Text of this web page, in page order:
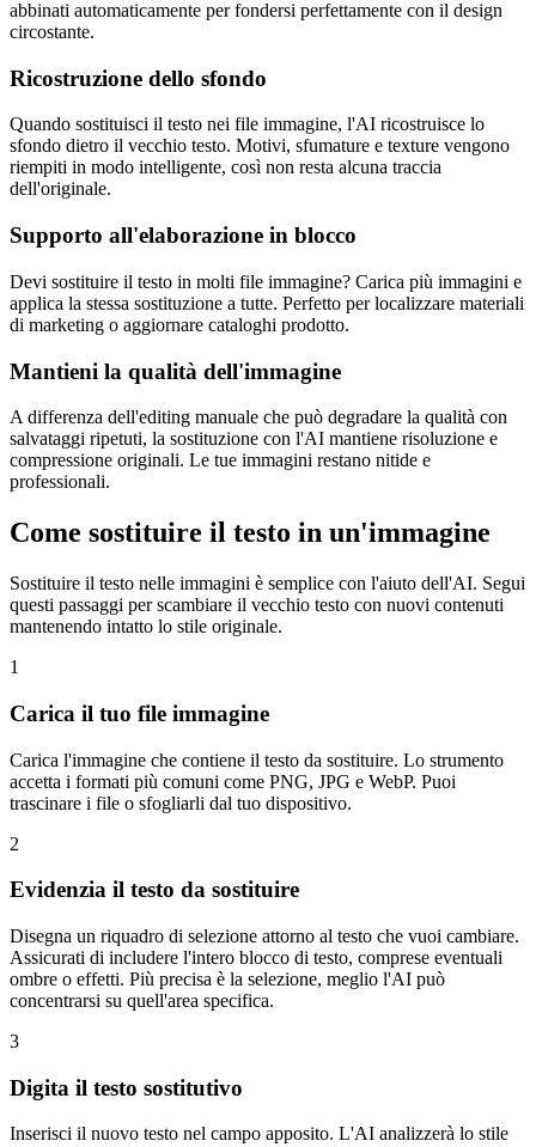
abbinati automaticamente per fondersi perfettamente con il design
circostante.
Ricostruzione dello sfondo
Quando sostituisci il testo nei file immagine, l'AI ricostruisce lo
sfondo dietro il vecchio testo. Motivi, sfumature e texture vengono
riempiti in modo intelligente, così non resta alcuna traccia
dell'originale.
Supporto all'elaborazione in blocco
Devi sostituire il testo in molti file immagine? Carica più immagini e
applica la stessa sostituzione a tutte. Perfetto per localizzare materiali
di marketing o aggiornare cataloghi prodotto.
Mantieni la qualità dell'immagine
A differenza dell'editing manuale che può degradare la qualità con
salvataggi ripetuti, la sostituzione con l'AI mantiene risoluzione e
compressione originali. Le tue immagini restano nitide e
professionali.
Come sostituire il testo in un'immagine
Sostituire il testo nelle immagini è semplice con l'aiuto dell'AI. Segui
questi passaggi per scambiare il vecchio testo con nuovi contenuti
mantenendo intatto lo stile originale.
1
Carica il tuo file immagine
Carica l'immagine che contiene il testo da sostituire. Lo strumento
accetta i formati più comuni come PNG, JPG e WebP. Puoi
trascinare i file o sfogliarli dal tuo dispositivo.
2
Evidenzia il testo da sostituire
Disegna un riquadro di selezione attorno al testo che vuoi cambiare.
Assicurati di includere l'intero blocco di testo, comprese eventuali
ombre o effetti. Più precisa è la selezione, meglio l'AI può
concentrarsi su quell'area specifica.
3
Digita il testo sostitutivo
Inserisci il nuovo testo nel campo apposito. L'AI analizzerà lo stile